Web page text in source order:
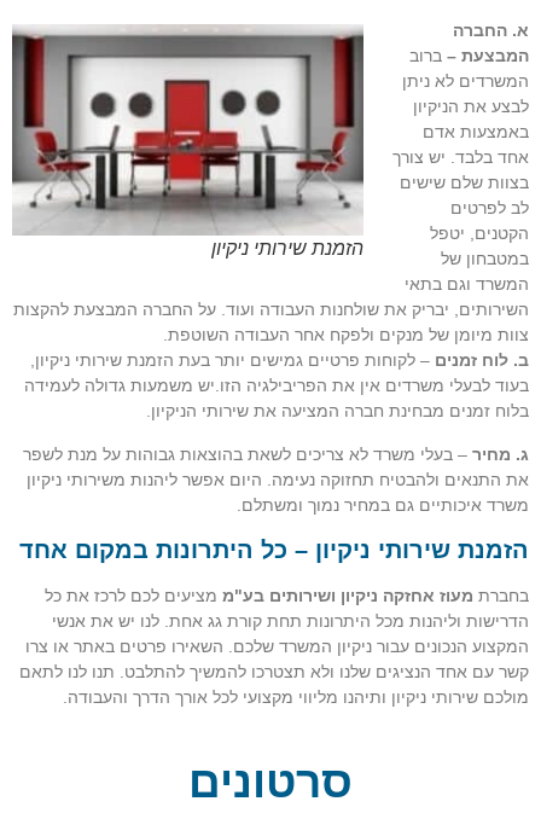
הזמנת שירותי ניקיון
א. החברה
המבצעת – ברוב
המשרדים לא ניתן
לבצע את הניקיון
באמצעות אדם
אחד בלבד. יש צורך
בצוות שלם שישים
לב לפרטים
הקטנים, יטפל
במטבחון של
המשרד וגם בתאי
השירותים, יבריק את שולחנות העבודה ועוד. על החברה המבצעת להקצות
צוות מיומן של מנקים ולפקח אחר העבודה השוטפת.
ב. לוח זמנים – לקוחות פרטיים גמישים יותר בעת הזמנת שירותי ניקיון,
בעוד לבעלי משרדים אין את הפריבילגיה הזו.יש משמעות גדולה לעמידה
בלוח זמנים מבחינת חברה המציעה את שירותי הניקיון.
ג. מחיר – בעלי משרד לא צריכים לשאת בהוצאות גבוהות על מנת לשפר
את התנאים ולהבטיח תחזוקה נעימה. היום אפשר ליהנות משירותי ניקיון
משרד איכותיים גם במחיר נמוך ומשתלם.
הזמנת שירותי ניקיון – כל היתרונות במקום אחד
בחברת מעוז אחזקה ניקיון ושירותים בע"מ מציעים לכם לרכז את כל
הדרישות וליהנות מכל היתרונות תחת קורת גג אחת. לנו יש את אנשי
המקצוע הנכונים עבור ניקיון המשרד שלכם. השאירו פרטים באתר או צרו
קשר עם אחד הנציגים שלנו ולא תצטרכו להמשיך להתלבט. תנו לנו לתאם
מולכם שירותי ניקיון ותיהנו מליווי מקצועי לכל אורך הדרך והעבודה.
סרטונים